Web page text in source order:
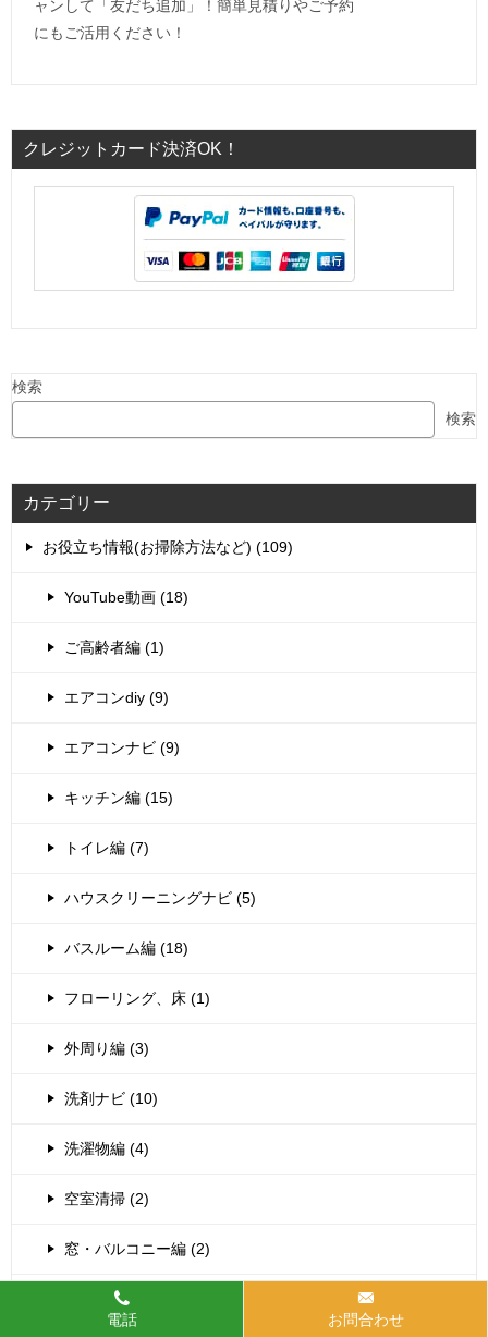
ャンして「友だち追加」！簡単見積りやご予約
にもご活用ください！
クレジットカード決済OK！
検索
検索
カテゴリー
お役立ち情報(お掃除方法など) (109)
YouTube動画 (18)
ご高齢者編 (1)
エアコンdiy (9)
エアコンナビ (9)
キッチン編 (15)
トイレ編 (7)
ハウスクリーニングナビ (5)
バスルーム編 (18)
フローリング、床 (1)
外周り編 (3)
洗剤ナビ (10)
洗濯物編 (4)
空室清掃 (2)
窓・バルコニー編 (2)
エアコン (1)
電話
お問合わせ